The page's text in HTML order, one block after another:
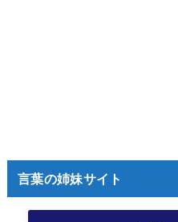
言葉の姉妹サイト